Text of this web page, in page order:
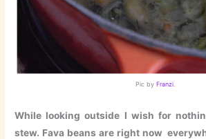
Pic by Franzi.
While looking outside I wish for
stew. Fava beans are right now